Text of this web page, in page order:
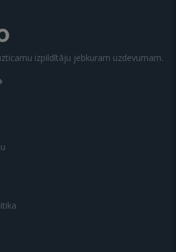
izpildītāju jebkuram uzdevumam.